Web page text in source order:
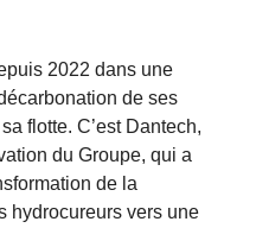
2022 dans une
de ses
flotte. C’est Dantech,
du Groupe, qui a
de la
hydrocureurs vers une